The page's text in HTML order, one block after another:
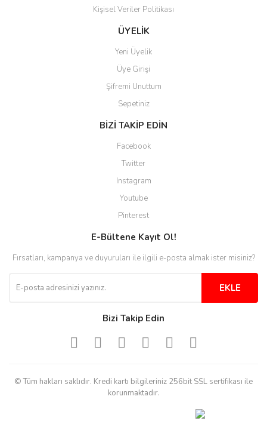
Kişisel Veriler Politikası
ÜYELİK
Yeni Üyelik
Üye Girişi
Şifremi Unuttum
Sepetiniz
BİZİ TAKİP EDİN
Facebook
Twitter
Instagram
Youtube
Pinterest
E-Bültene Kayıt Ol!
Fırsatları, kampanya ve duyuruları ile ilgili e-posta almak ister misiniz?
EKLE
Bizi Takip Edin
© Tüm hakları saklıdır. Kredi kartı bilgileriniz 256bit SSL sertifikası ile
korunmaktadır.